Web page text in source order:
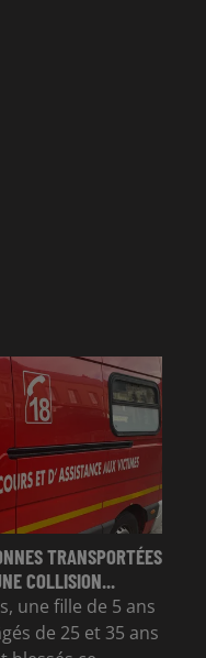
TRANSPORTÉES
COLLISION...
une fille de 5 ans
de 25 et 35 ans